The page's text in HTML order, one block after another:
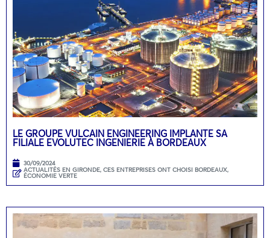
LE GROUPE VULCAIN ENGINEERING IMPLANTE SA
FILIALE EVOLUTEC INGENIERIE À BORDEAUX
30/09/2024
ACTUALITÉS EN GIRONDE, CES ENTREPRISES ONT CHOISI BORDEAUX,
ÉCONOMIE VERTE